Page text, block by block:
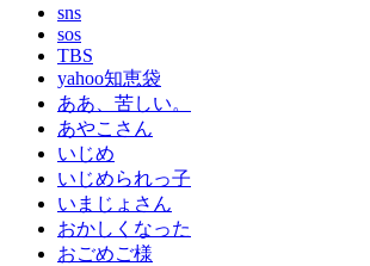
sns
sos
TBS
yahoo知恵袋
ああ、苦しい。
あやこさん
いじめ
いじめられっ子
いまじょさん
おかしくなった
おごめご様